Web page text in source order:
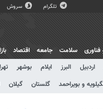
تلگرام سروش
سلامت جامعه اقتصاد
اردبیل البرز ایلام بوشهر
و بویراحمد گلستان گیلان